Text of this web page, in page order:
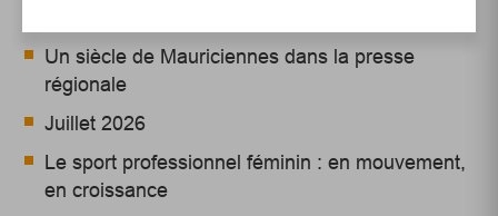
Un siècle de Mauriciennes dans la presse
régionale
Juillet 2026
Le sport professionnel féminin : en mouvement,
en croissance